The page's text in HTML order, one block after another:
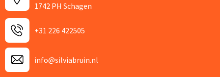
1742 PH Schagen
+31 226 422505
info@silviabruin.nl